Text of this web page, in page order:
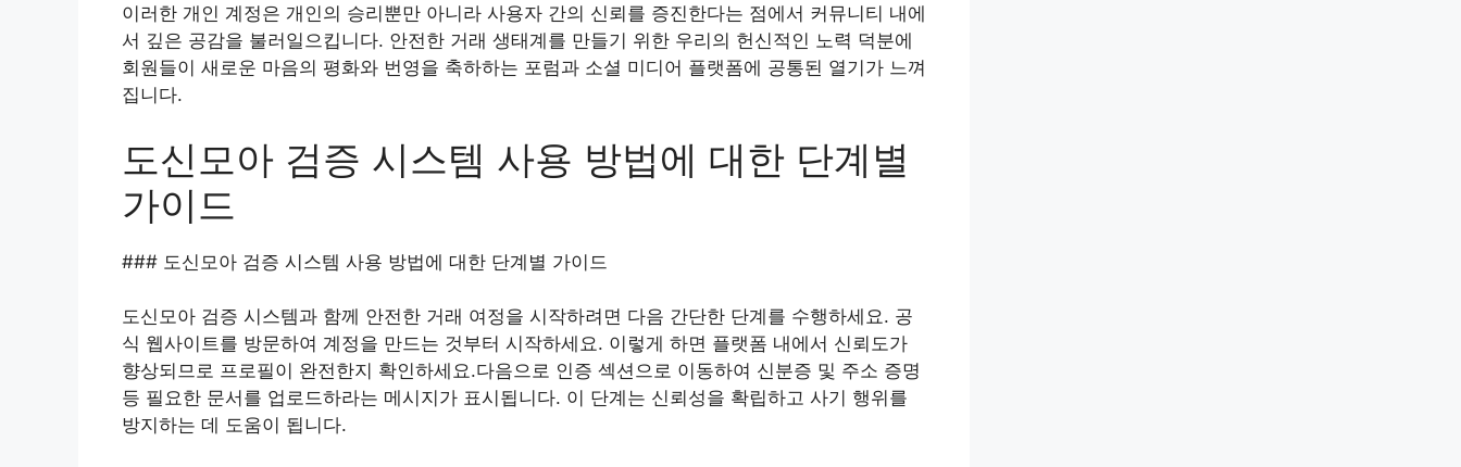
이러한 개인 계정은 개인의 승리뿐만 아니라 사용자 간의 신뢰를 증진한다는 점에서 커뮤니티 내에
서 깊은 공감을 불러일으킵니다. 안전한 거래 생태계를 만들기 위한 우리의 헌신적인 노력 덕분에
회원들이 새로운 마음의 평화와 번영을 축하하는 포럼과 소셜 미디어 플랫폼에 공통된 열기가 느껴
집니다.
도신모아 검증 시스템 사용 방법에 대한 단계별
가이드
### 도신모아 검증 시스템 사용 방법에 대한 단계별 가이드
도신모아 검증 시스템과 함께 안전한 거래 여정을 시작하려면 다음 간단한 단계를 수행하세요. 공
식 웹사이트를 방문하여 계정을 만드는 것부터 시작하세요. 이렇게 하면 플랫폼 내에서 신뢰도가
향상되므로 프로필이 완전한지 확인하세요.다음으로 인증 섹션으로 이동하여 신분증 및 주소 증명
등 필요한 문서를 업로드하라는 메시지가 표시됩니다. 이 단계는 신뢰성을 확립하고 사기 행위를
방지하는 데 도움이 됩니다.